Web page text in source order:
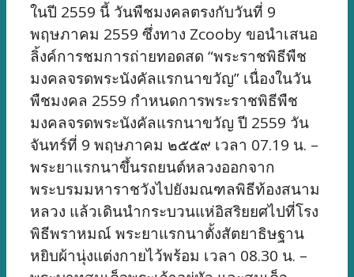
ในปี 2559 นี้ วันพืชมงคลตรงกับวันที่ 9
พฤษภาคม 2559 ซึ่งทาง Zcooby ขอนำเสนอ
ลิ้งค์การชมการถ่ายทอดสด “พระราชพิธีพืช
มงคลจรดพระนังคัลแรกนาขวัญ” เนื่องในวัน
พืชมงคล 2559 กำหนดการพระราชพิธีพืช
มงคลจรดพระนังคัลแรกนาขวัญ ปี 2559 วัน
จันทร์ที่ 9 พฤษภาคม ๒๕๕๙ เวลา 07.19 น. –
พระยาแรกนาขึ้นรถยนต์หลวงออกจาก
พระบรมมหาราชวังไปยังมณฑลพิธีท้องสนาม
หลวง แล้วเดินนำกระบวนแห่อิสริยยศไปที่โรง
พิธีพราหมณ์ พระยาแรกนาตั้งสัตยาธิษฐาน
หยิบผ้านุ่งแต่งกายไว้พร้อม เวลา 08.30 น. –